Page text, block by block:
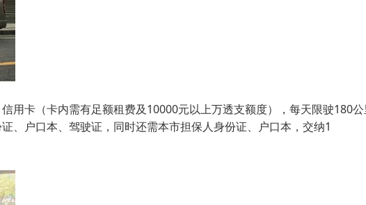
用卡（卡内需有足额租费及10000元以上万透支额度），每天限驶180
、户口本、驾驶证，同时还需本市担保人身份证、户口本，交纳1